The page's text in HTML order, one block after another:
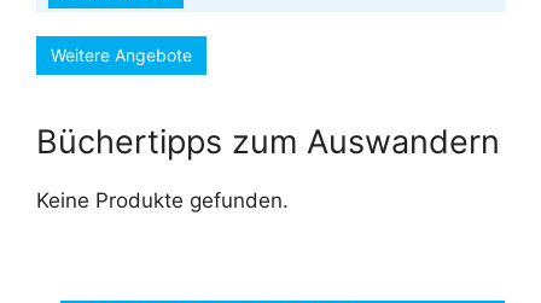
Weitere Angebote
Büchertipps zum Auswandern
Keine Produkte gefunden.